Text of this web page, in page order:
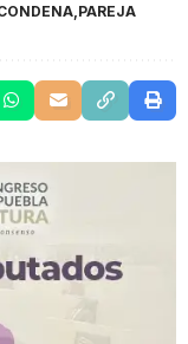
PAREJA